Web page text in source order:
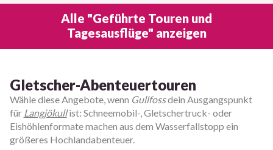
Alle "Geführte Touren und
Tagesausflüge" anzeigen
Gletscher-Abenteuertouren
Wähle diese Angebote, wenn Gullfossdein Ausgangspunkt
für Langjökullist: Schneemobil-, Gletschertruck- oder
Eishöhlenformate machen aus dem Wasserfallstopp ein
größeres Hochlandabenteuer.